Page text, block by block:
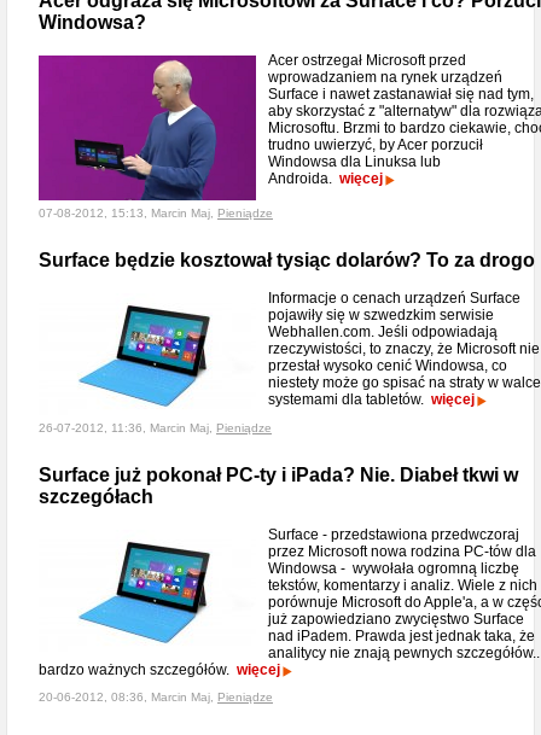
Windowsa?
Acer ostrzegał Microsoft przed
wprowadzaniem na rynek urządzeń
Surface i nawet zastanawiał się nad tym,
aby skorzystać z "alternatyw" dla
Microsoftu. Brzmi to bardzo ciekawie,
trudno uwierzyć, by Acer porzucił
Windowsa dla Linuksa lub
Androida. więcej
07-08-2012, 15:13, Marcin Maj, Pieniądze
Surface będzie kosztował tysiąc dolarów? To za drogo
Informacje o cenach urządzeń Surface
pojawiły się w szwedzkim serwisie
Webhallen.com. Jeśli odpowiadają
rzeczywistości, to znaczy, że Microsoft nie
przestał wysoko cenić Windowsa, co
niestety może go spisać na straty w
systemami dla tabletów. więcej
26-07-2012, 11:36, Marcin Maj, Pieniądze
Surface już pokonał PC-ty i iPada? Nie. Diabeł tkwi w
szczegółach
Surface - przedstawiona przedwczoraj
przez Microsoft nowa rodzina PC-tów dla
Windowsa - wywołała ogromną liczbę
tekstów, komentarzy i analiz. Wiele z nich
porównuje Microsoft do Apple'a, a w
już zapowiedziano zwycięstwo Surface
nad iPadem. Prawda jest jednak taka, że
analitycy nie znają pewnych
bardzo ważnych szczegółów. więcej
20-06-2012, 08:36, Marcin Maj, Pieniądze